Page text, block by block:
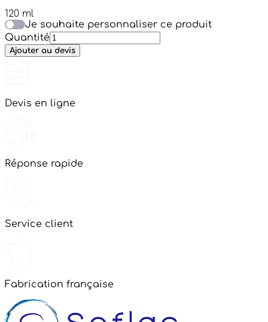
120 ml
Je souhaite personnaliser ce produit
Quantité
Ajouter au devis
Devis en ligne
Réponse rapide
Service client
Fabrication française